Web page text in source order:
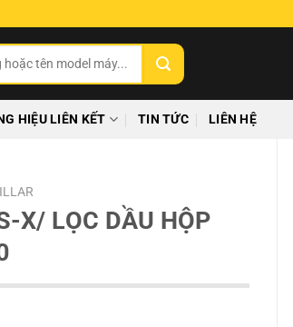
HIỆU LIÊN KẾT TIN TỨC LIÊN HỆ
X/ LỌC DẦU HỘP